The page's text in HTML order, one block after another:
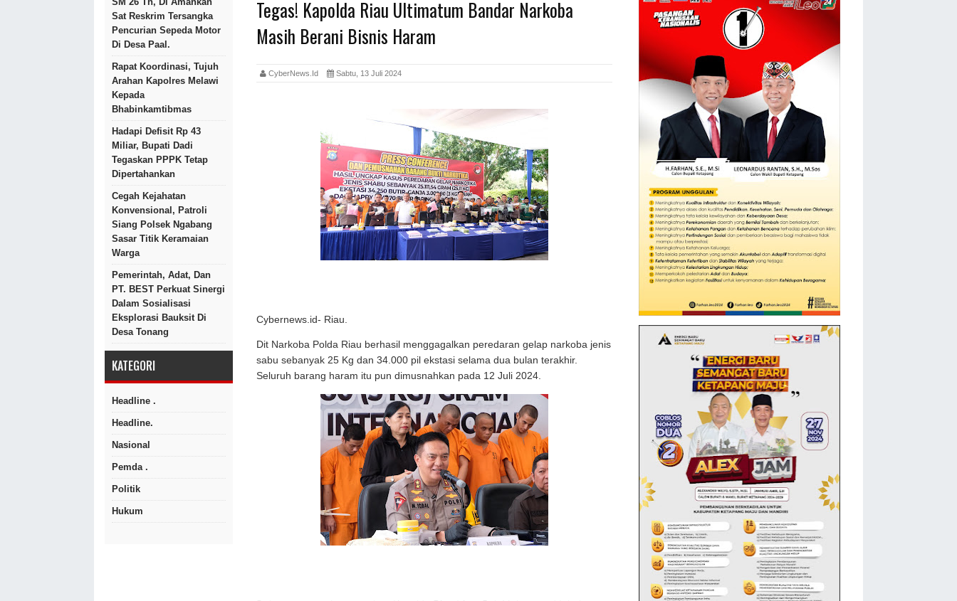
Sat Reskrim Tersangka
Pencurian Sepeda Motor
Di Desa Paal.
Rapat Koordinasi, Tujuh
Arahan Kapolres Melawi
Kepada
Bhabinkamtibmas
Hadapi Defisit Rp 43
Miliar, Bupati Dadi
Tegaskan PPPK Tetap
Dipertahankan
Cegah Kejahatan
Konvensional, Patroli
Siang Polsek Ngabang
Sasar Titik Keramaian
Warga
Pemerintah, Adat, Dan
PT. BEST Perkuat Sinergi
Dalam Sosialisasi
Eksplorasi Bauksit Di
Desa Tonang
KATEGORI
Headline .
Headline.
Nasional
Pemda .
Politik
Hukum
Tegas! Kapolda Riau Ultimatum Bandar Narkoba
Masih Berani Bisnis Haram
CyberNews.id Sabtu, 13 Juli 2024
Cybernews.id- Riau.
Dit Narkoba Polda Riau berhasil menggagalkan peredaran gelap narkoba jenis
sabu sebanyak 25 Kg dan 34.000 pil ekstasi selama dua bulan terakhir.
Seluruh barang haram itu pun dimusnahkan pada 12 Juli 2024.